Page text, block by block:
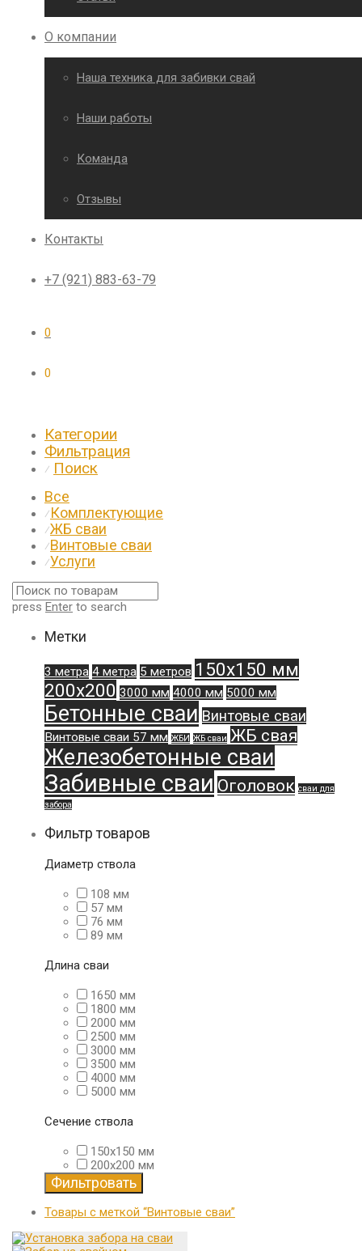
О компании
Наша техника для забивки свай
Наши работы
Команда
Отзывы
Контакты
+7 (921) 883-63-79
0
0
Категории
Фильтрация
⁄ Поиск
Все
⁄Комплектующие
⁄ЖБ сваи
⁄Винтовые сваи
⁄Услуги
press Enter to search
Метки
3 метра 4 метра 5 метров 150х150 мм
200х200 3000 мм 4000 мм 5000 мм
Бетонные сваи Винтовые сваи
Винтовые сваи 57 мм ЖБИ ЖБ сваи ЖБ свая
Железобетонные сваи
Забивные сваи Оголовок сваи для
забора
Фильтр товаров
Диаметр ствола
108 мм
57 мм
76 мм
89 мм
Длина сваи
1650 мм
1800 мм
2000 мм
2500 мм
3000 мм
3500 мм
4000 мм
5000 мм
Сечение ствола
150х150 мм
200х200 мм
Фильтровать
Товары с меткой “Винтовые сваи”